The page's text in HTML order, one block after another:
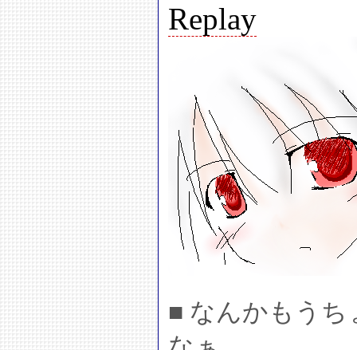
Replay
■ なんかもうち